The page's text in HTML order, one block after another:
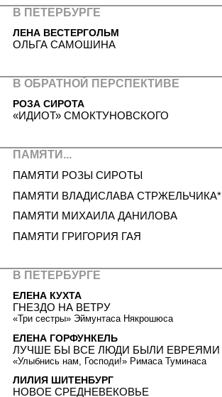
В ПЕТЕРБУРГЕ
ЛЕНА ВЕСТЕРГОЛЬМ
ОЛЬГА САМОШИНА
В ОБРАТНОЙ ПЕРСПЕКТИВЕ
РОЗА СИРОТА
«ИДИОТ» СМОКТУНОВСКОГО
ПАМЯТИ...
ПАМЯТИ РОЗЫ СИРОТЫ
ПАМЯТИ ВЛАДИСЛАВА СТРЖЕЛЬЧИКА*
ПАМЯТИ МИХАИЛА ДАНИЛОВА
ПАМЯТИ ГРИГОРИЯ ГАЯ
В ПЕТЕРБУРГЕ
ЕЛЕНА КУХТА
ГНЕЗДО НА ВЕТРУ
«Три сестры» Эймунтаса Някрошюса
ЕЛЕНА ГОРФУНКЕЛЬ
ЛУЧШЕ БЫ ВСЕ ЛЮДИ БЫЛИ ЕВРЕЯМИ
«Улыбнись нам, Господи!» Римаса Туминаса
ЛИЛИЯ ШИТЕНБУРГ
НОВОЕ СРЕДНЕВЕКОВЬЕ